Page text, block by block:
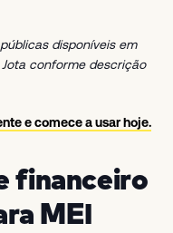
disponíveis em
conforme descrição
e comece a usar hoje.
financeiro
MEI